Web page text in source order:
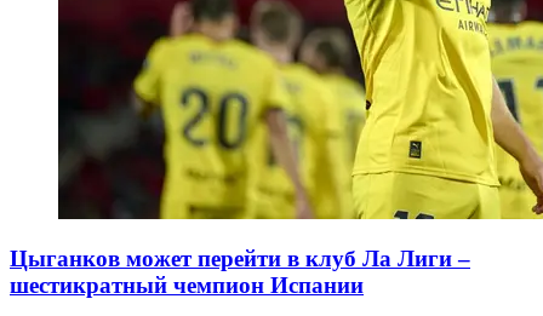
Цыганков может перейти в клуб Ла Лиги –
шестикратный чемпион Испании